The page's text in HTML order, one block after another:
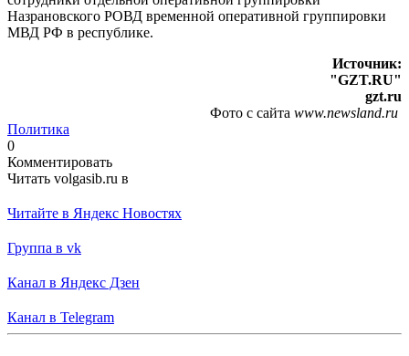
Назрановского РОВД временной оперативной группировки
МВД РФ в республике.
Источник:
"GZT.RU"
gzt.ru
Фото с сайта www.newsland.ru
Политика
0
Комментировать
Читать volgasib.ru в
Читайте в Яндекс Новостях
Группа в vk
Канал в Яндекс Дзен
Канал в Telegram